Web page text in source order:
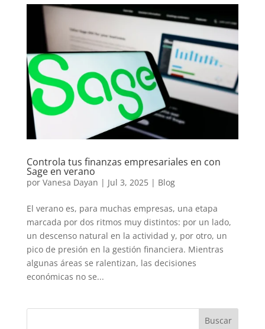
Controla tus finanzas empresariales en con
Sage en verano
por Vanesa Dayan | Jul 3, 2025| Blog
El verano es, para muchas empresas, una etapa
marcada por dos ritmos muy distintos: por un lado,
un descenso natural en la actividad y, por otro, un
pico de presión en la gestión financiera. Mientras
algunas áreas se ralentizan, las decisiones
económicas no se...